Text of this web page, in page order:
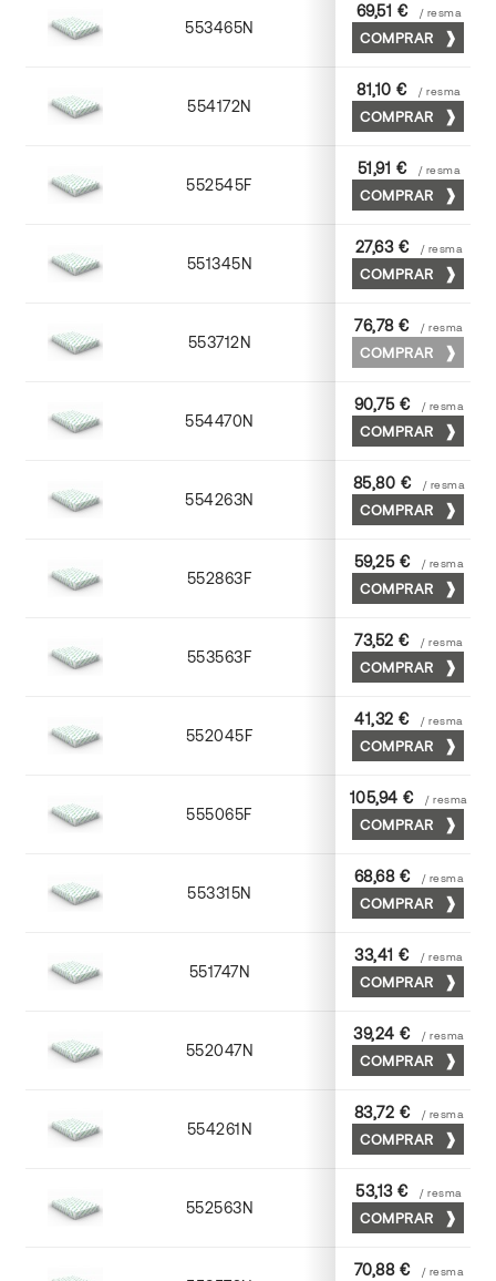
553465N 65 x 90
69,51 € / resma
COMPRAR
554172N 70 x 100
81,10 € / resma
COMPRAR
552545F 45 x 64
51,91 € / resma
COMPRAR
551345N 45 x 64
27,63 € / resma
COMPRAR
553712N 72 x 102
76,78 € / resma
COMPRAR
554470N 70 x 100
90,75 € / resma
COMPRAR
554263N 63 x 88
85,80 € / resma
COMPRAR
552863F 63 x 88
59,25 € / resma
COMPRAR
553563F 63 x 88
73,52 € / resma
COMPRAR
552045F 45 x 64
41,32 € / resma
COMPRAR
555065F 65 x 90
105,94 € / resma
COMPRAR
553315N 72 x 102
68,68 € / resma
COMPRAR
551747N 45 x 64
33,41 € / resma
COMPRAR
552047N 45 x 64
39,24 € / resma
COMPRAR
554261N 63 x 88
83,72 € / resma
COMPRAR
552563N 63 x 88
53,13 € / resma
COMPRAR
70,88 € / resma